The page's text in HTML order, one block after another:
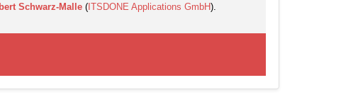
Schwarz-Malle ( ITSDONE Applications GmbH).